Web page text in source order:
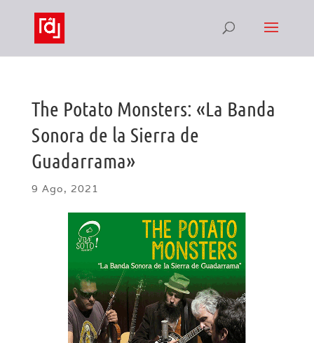
The Potato Monsters: «La Banda
Sonora de la Sierra de
Guadarrama»
9 Ago, 2021